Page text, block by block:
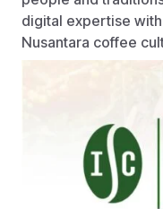
digital expertise
Nusantara coffee